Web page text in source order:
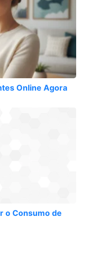
Online Agora
o Consumo de